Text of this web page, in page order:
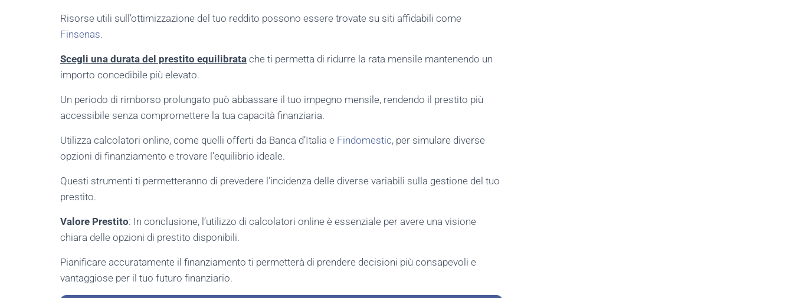
Risorse utili sull’ottimizzazione del tuo reddito possono essere trovate su siti affidabili come
Finsenas.
Scegli una durata del prestito equilibrata che ti permetta di ridurre la rata mensile mantenendo un
importo concedibile più elevato.
Un periodo di rimborso prolungato può abbassare il tuo impegno mensile, rendendo il prestito più
accessibile senza compromettere la tua capacità finanziaria.
Utilizza calcolatori online, come quelli offerti da Banca d’Italia e Findomestic, per simulare diverse
opzioni di finanziamento e trovare l’equilibrio ideale.
Questi strumenti ti permetteranno di prevedere l’incidenza delle diverse variabili sulla gestione del tuo
prestito.
Valore Prestito: In conclusione, l’utilizzo di calcolatori online è essenziale per avere una visione
chiara delle opzioni di prestito disponibili.
Pianificare accuratamente il finanziamento ti permetterà di prendere decisioni più consapevoli e
vantaggiose per il tuo futuro finanziario.